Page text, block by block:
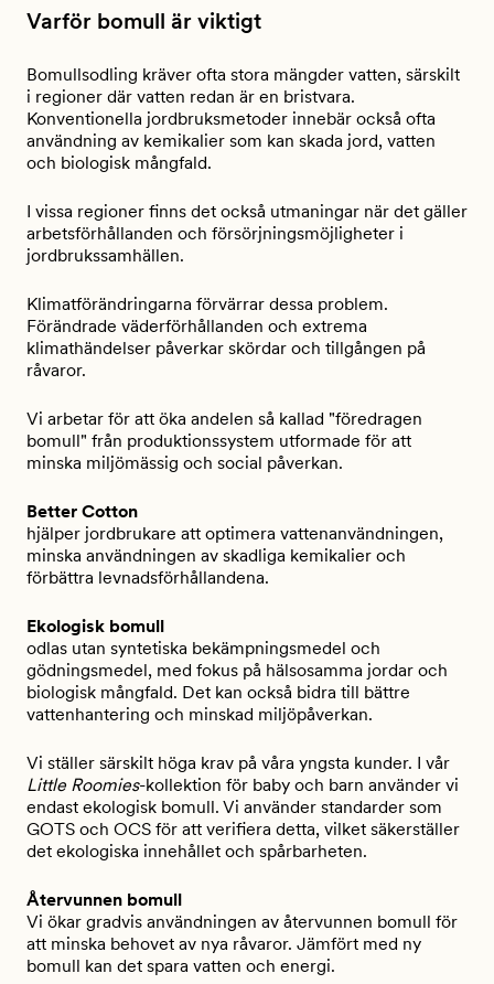
Varför bomull är viktigt
Bomullsodling kräver ofta stora mängder vatten, särskilt
i regioner där vatten redan är en bristvara.
Konventionella jordbruksmetoder innebär också ofta
användning av kemikalier som kan skada jord, vatten
och biologisk mångfald.
I vissa regioner finns det också utmaningar när det gäller
arbetsförhållanden och försörjningsmöjligheter i
jordbrukssamhällen.
Klimatförändringarna förvärrar dessa problem.
Förändrade väderförhållanden och extrema
klimathändelser påverkar skördar och tillgången på
råvaror.
Vi arbetar för att öka andelen så kallad "föredragen
bomull" från produktionssystem utformade för att
minska miljömässig och social påverkan.
Better Cotton
hjälper jordbrukare att optimera vattenanvändningen,
minska användningen av skadliga kemikalier och
förbättra levnadsförhållandena.
Ekologisk bomull
odlas utan syntetiska bekämpningsmedel och
gödningsmedel, med fokus på hälsosamma jordar och
biologisk mångfald. Det kan också bidra till bättre
vattenhantering och minskad miljöpåverkan.
Vi ställer särskilt höga krav på våra yngsta kunder. I vår
Little Roomies-kollektion för baby och barn använder vi
endast ekologisk bomull. Vi använder standarder som
GOTS och OCS för att verifiera detta, vilket säkerställer
det ekologiska innehållet och spårbarheten.
Återvunnen bomull
Vi ökar gradvis användningen av återvunnen bomull för
att minska behovet av nya råvaror. Jämfört med ny
bomull kan det spara vatten och energi.